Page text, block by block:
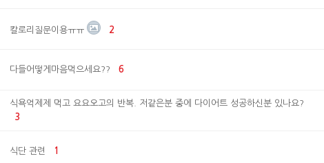
칼로리질문이용ㅠㅠ 2
다들어떻게마음먹으세요?? 6
식욕억제제 먹고 요요오고의 반복. 저같은분 중에 다이어트 성공하신분 있나요?
3
식단 관련 1